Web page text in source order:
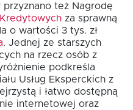
też Nagrodę
za sprawną
o wartości 3 tys. zł
. Jednej ze starszych
na rzecz osób z
podkreśla
Usług Eksperckich z
i łatwo dostępną
internetowej oraz